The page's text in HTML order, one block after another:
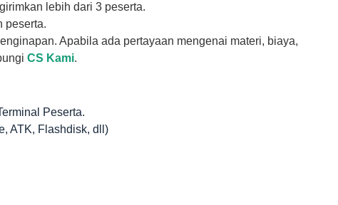
lebih dari 3 peserta.
peserta.
Apabila ada pertayaan mengenai materi, biaya,
CS Kami.
Peserta.
ATK, Flashdisk, dll)